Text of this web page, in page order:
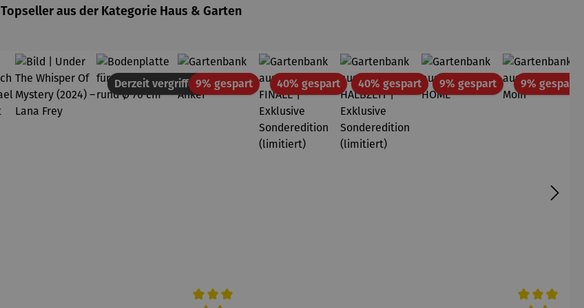
Topseller aus der Kategorie Haus & Garten
Derzeit vergriffen9% gespartRabatt40% gespartRabatt40% gespartRabatt9% gespartRabatt9% gespart